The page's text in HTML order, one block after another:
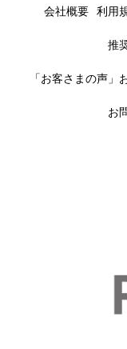
会社概要 利用
推
「お客さまの声」
お